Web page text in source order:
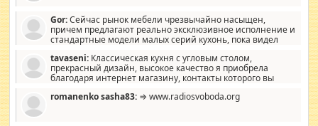
Gor:Сейчас рынок мебели чрезвычайно насыщен,
причем предлагают реально эксклюзивное исполнение и
стандартные модели малых серий кухонь, пока видел
стандартные формы, в MebelOk, креативненько и что главное -
со вкусом все в порядке, без ненужных наворотов удорожающих
мебель, а это не последний фактор.
tavaseni: Классическая кухня с угловым столом,
прекрасный дизайн, высокое качество я приобрела
благодаря интернет магазину, контакты которого вы
romanenko sasha83: ⇒ www.radiosvoboda.org